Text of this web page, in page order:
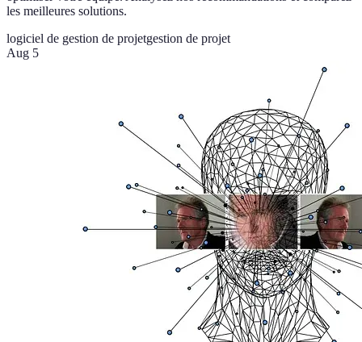
les meilleures solutions.
logiciel de gestion de projetgestion de projet
Aug 5